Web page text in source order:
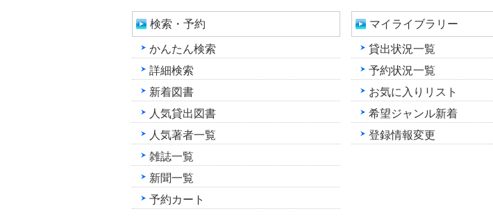
検索・予約
かんたん検索
詳細検索
新着図書
人気貸出図書
人気著者一覧
雑誌一覧
新聞一覧
予約カート
マイライブラリー
貸出状況一覧
予約状況一覧
お気に入りリスト
希望ジャンル新着
登録情報変更